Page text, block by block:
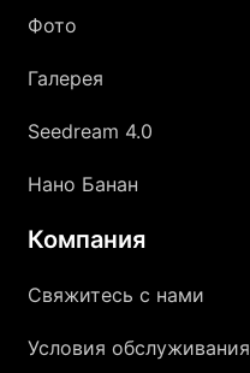
Фото
Галерея
Seedream 4.0
Нано Банан
Компания
Свяжитесь с нами
Условия обслуживания